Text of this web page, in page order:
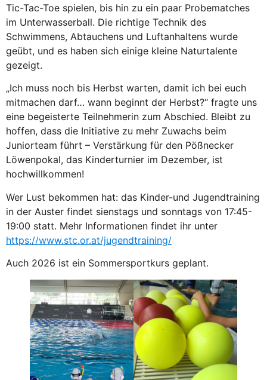
Tic-Tac-Toe spielen, bis hin zu ein paar Probematches
im Unterwasserball. Die richtige Technik des
Schwimmens, Abtauchens und Luftanhaltens wurde
geübt, und es haben sich einige kleine Naturtalente
gezeigt.
„Ich muss noch bis Herbst warten, damit ich bei euch
mitmachen darf… wann beginnt der Herbst?“ fragte uns
eine begeisterte Teilnehmerin zum Abschied. Bleibt zu
hoffen, dass die Initiative zu mehr Zuwachs beim
Juniorteam führt – Verstärkung für den Pößnecker
Löwenpokal, das Kinderturnier im Dezember, ist
hochwillkommen!
Wer Lust bekommen hat: das Kinder-und Jugendtraining
in der Auster findet sienstags und sonntags von 17:45-
19:00 statt. Mehr Informationen findet ihr unter
https://www.stc.or.at/jugendtraining/
Auch 2026 ist ein Sommersportkurs geplant.